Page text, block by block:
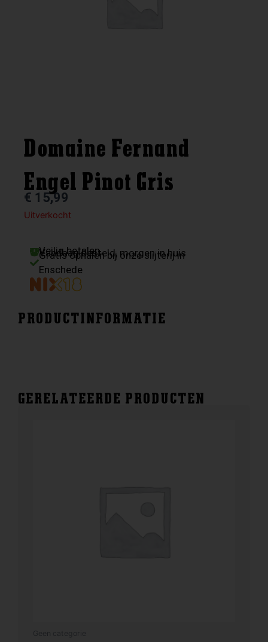
Domaine Fernand
Engel Pinot Gris
€ 15,99
Uitverkocht
Veilig betalen
Vandaag besteld, morgen in huis
Gratis ophalen bij onze slijterij in
Enschede
PRODUCTINFORMATIE
GERELATEERDE PRODUCTEN